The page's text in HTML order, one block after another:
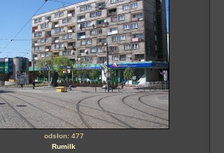
odsłon: 477
Rumilk